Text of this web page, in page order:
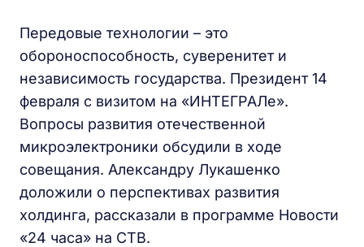
Передовые технологии – это
обороноспособность, суверенитет и
независимость государства. Президент 14
февраля с визитом на «ИНТЕГРАЛе».
Вопросы развития отечественной
микроэлектроники обсудили в ходе
совещания. Александру Лукашенко
доложили о перспективах развития
холдинга, рассказали в программе Новости
«24 часа» на СТВ.